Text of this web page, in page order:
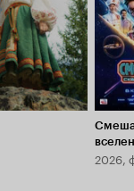
2026,